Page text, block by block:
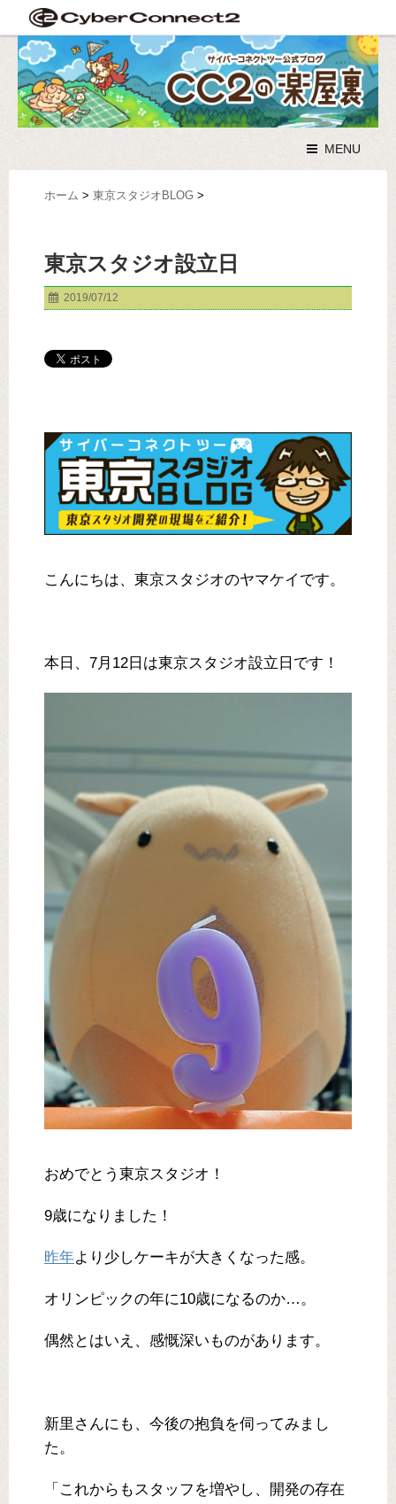
MENU
ホーム > 東京スタジオBLOG >
東京スタジオ設立日
2019/07/12
こんにちは、東京スタジオのヤマケイです。
本日、7月12日は東京スタジオ設立日です！
おめでとう東京スタジオ！
9歳になりました！
昨年より少しケーキが大きくなった感。
オリンピックの年に10歳になるのか…。
偶然とはいえ、感慨深いものがあります。
新里さんにも、今後の抱負を伺ってみまし
た。
「これからもスタッフを増やし、開発の存在